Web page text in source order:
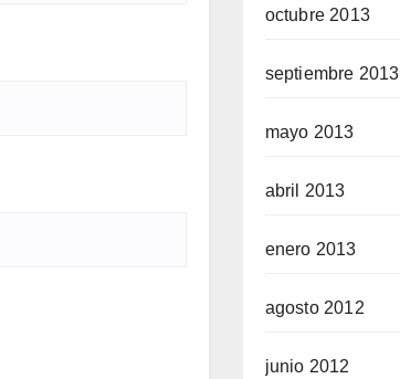
octubre 2013
septiembre 2013
mayo 2013
abril 2013
enero 2013
agosto 2012
junio 2012